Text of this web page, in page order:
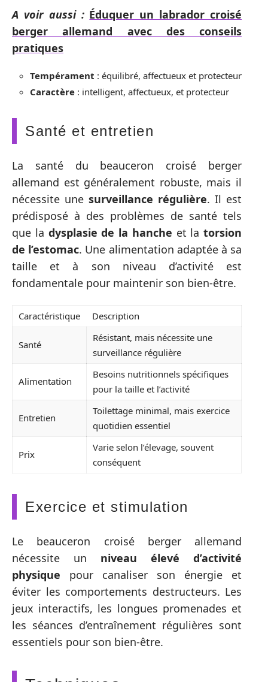
A voir aussi : Éduquer un labrador croisé
berger allemand avec des conseils
pratiques
Tempérament : équilibré, affectueux et protecteur
Caractère : intelligent, affectueux, et protecteur
Santé et entretien
La santé du beauceron croisé berger
allemand est généralement robuste, mais il
nécessite une surveillance régulière. Il est
prédisposé à des problèmes de santé tels
que la dysplasie de la hanche et la torsion
de l’estomac. Une alimentation adaptée à sa
taille et à son niveau d’activité est
fondamentale pour maintenir son bien-être.
Caractéristique Description
Santé
Résistant, mais nécessite une
surveillance régulière
Alimentation
Besoins nutritionnels spécifiques
pour la taille et l’activité
Entretien
Toilettage minimal, mais exercice
quotidien essentiel
Prix
Varie selon l’élevage, souvent
conséquent
Exercice et stimulation
Le beauceron croisé berger allemand
nécessite un niveau élevé d’activité
physique pour canaliser son énergie et
éviter les comportements destructeurs. Les
jeux interactifs, les longues promenades et
les séances d’entraînement régulières sont
essentiels pour son bien-être.